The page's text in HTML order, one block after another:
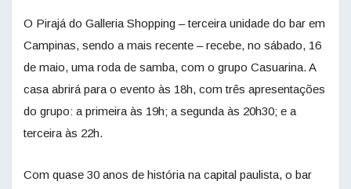
O Pirajá do Galleria Shopping – terceira unidade do bar em
Campinas, sendo a mais recente – recebe, no sábado, 16
de maio, uma roda de samba, com o grupo Casuarina. A
casa abrirá para o evento às 18h, com três apresentações
do grupo: a primeira às 19h; a segunda às 20h30; e a
terceira às 22h.
Com quase 30 anos de história na capital paulista, o bar